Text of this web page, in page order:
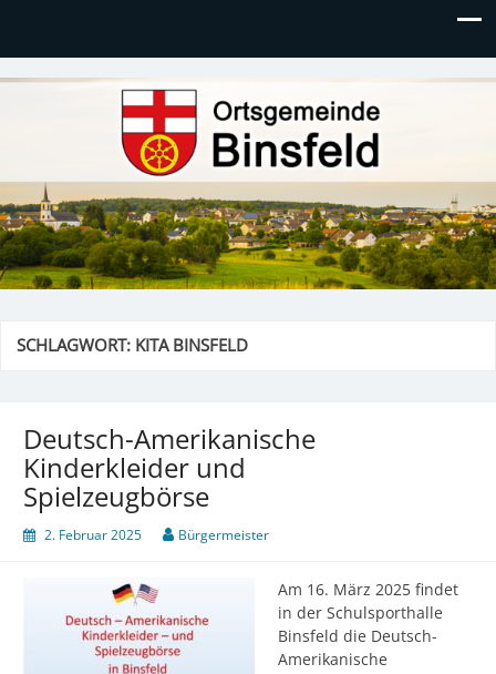
Ortsgemeinde Binsfeld
SCHLAGWORT: KITA BINSFELD
Deutsch-Amerikanische
Kinderkleider und
Spielzeugbörse
2. Februar 2025 Bürgermeister
Am 16. März 2025 findet
in der Schulsporthalle
Binsfeld die Deutsch-
Amerikanische